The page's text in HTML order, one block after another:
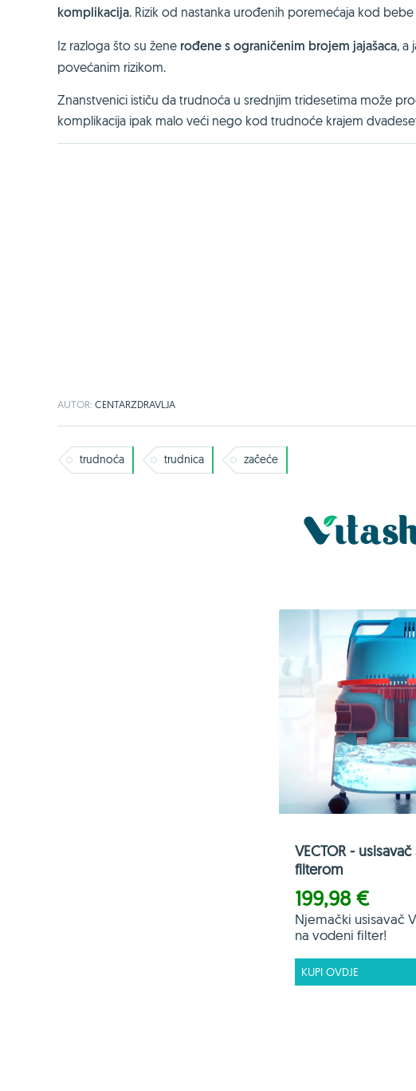
komplikacija. Rizik od nastanka urođenih poremećaja kod
Iz razloga što su žene rođene s ograničenim brojem jajašaca, a
povećanim rizikom.
Znanstvenici ističu da trudnoća u srednjim tridesetima može
komplikacija ipak malo veći nego kod trudnoće krajem
AUTOR: CENTARZDRAVLJA
trudnoća trudnica začeće
VECTOR -
filterom
199,98 €
Njemački usisavač
na vodeni filter!
KUPI OVDJE